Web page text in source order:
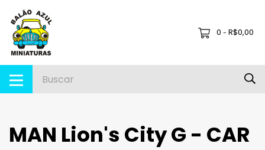
0 - R$0,00
MAN Lion's City G - CAR